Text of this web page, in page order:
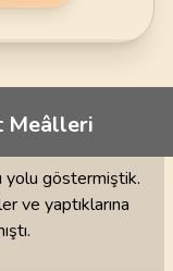
Meâlleri
yolu göstermiştik.
ve yaptıklarına